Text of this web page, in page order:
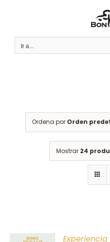
Ir a...
Ordena por Orden
Mostrar 24